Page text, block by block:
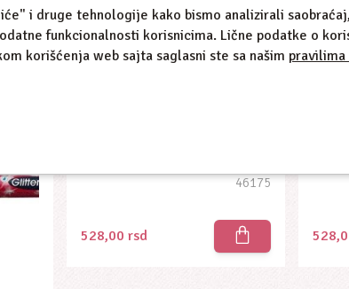
Slični proizvodi
46175
528,00rsd
i druge tehnologije kako bismo analizirali
funkcionalnosti korisnicima. Lične podatke o
korišćenja web sajta saglasni ste sa našim